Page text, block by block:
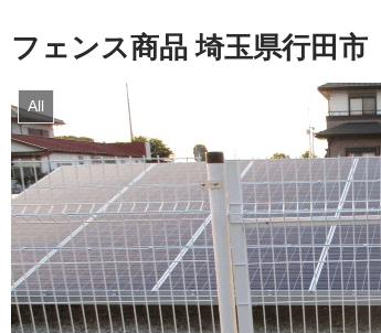
フェンス商品 埼玉県行田市
All